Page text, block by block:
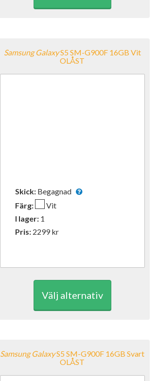
Samsung GalaxyS5 SM-G900F 16GB Vit
OLÅST
Skick: Begagnad
Färg:
Vit
I lager: 1
Pris: 2299kr
Välj alternativ
Samsung GalaxyS5 SM-G900F 16GB Svart
OLÅST